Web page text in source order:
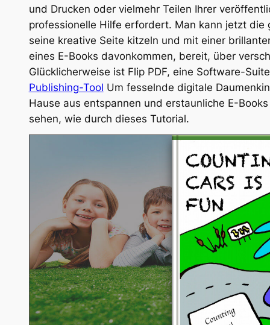
und Drucken oder vielmehr Teilen Ihrer
professionelle Hilfe erfordert. Man kann jetzt die
seine kreative Seite kitzeln und mit einer
eines E-Books davonkommen, bereit, über
Glücklicherweise ist Flip PDF, eine Software-
Publishing-Tool Um fesselnde digitale
Hause aus entspannen und erstaunliche E-
sehen, wie durch dieses Tutorial.